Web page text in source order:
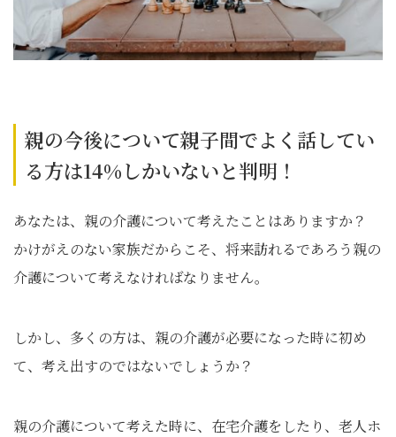
親の今後について親子間でよく話してい
る方は14%しかいないと判明！
あなたは、親の介護について考えたことはありますか？
かけがえのない家族だからこそ、将来訪れるであろう親の
介護について考えなければなりません。
しかし、多くの方は、親の介護が必要になった時に初め
て、考え出すのではないでしょうか？
親の介護について考えた時に、在宅介護をしたり、老人ホ